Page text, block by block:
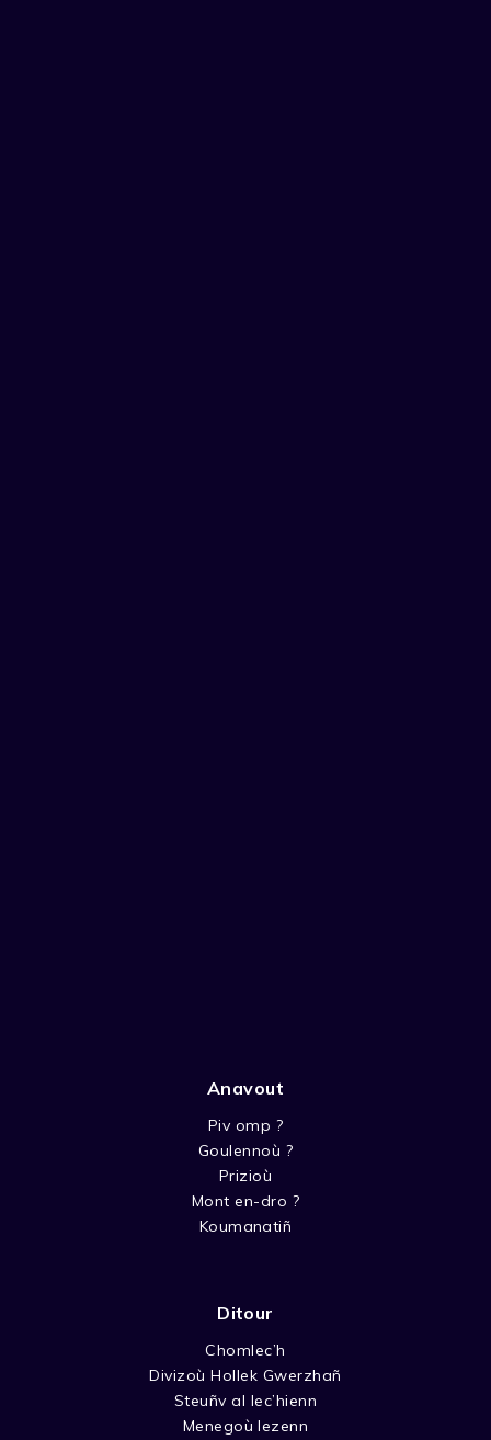
Anavout
Piv omp ?
Goulennoù ?
Prizioù
Mont en-dro ?
Koumanatiñ
Ditour
Chomlec’h
Divizoù Hollek Gwerzhañ
Steuñv al lec’hienn
Menegoù lezenn